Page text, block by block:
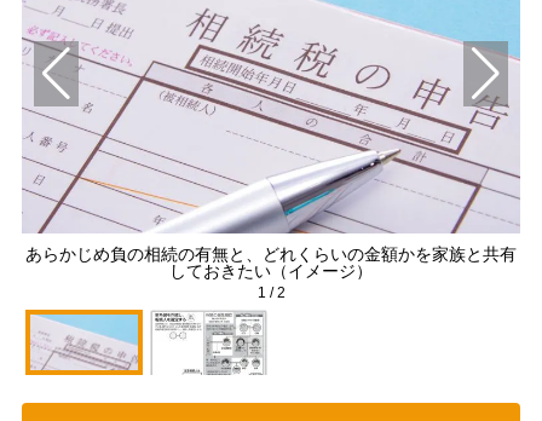
あらかじめ負の相続の有無と、どれくらいの金額かを家族と共有
しておきたい（イメージ）
1 /2